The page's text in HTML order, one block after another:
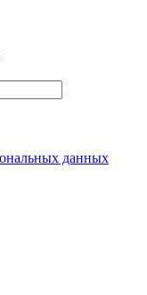
данных